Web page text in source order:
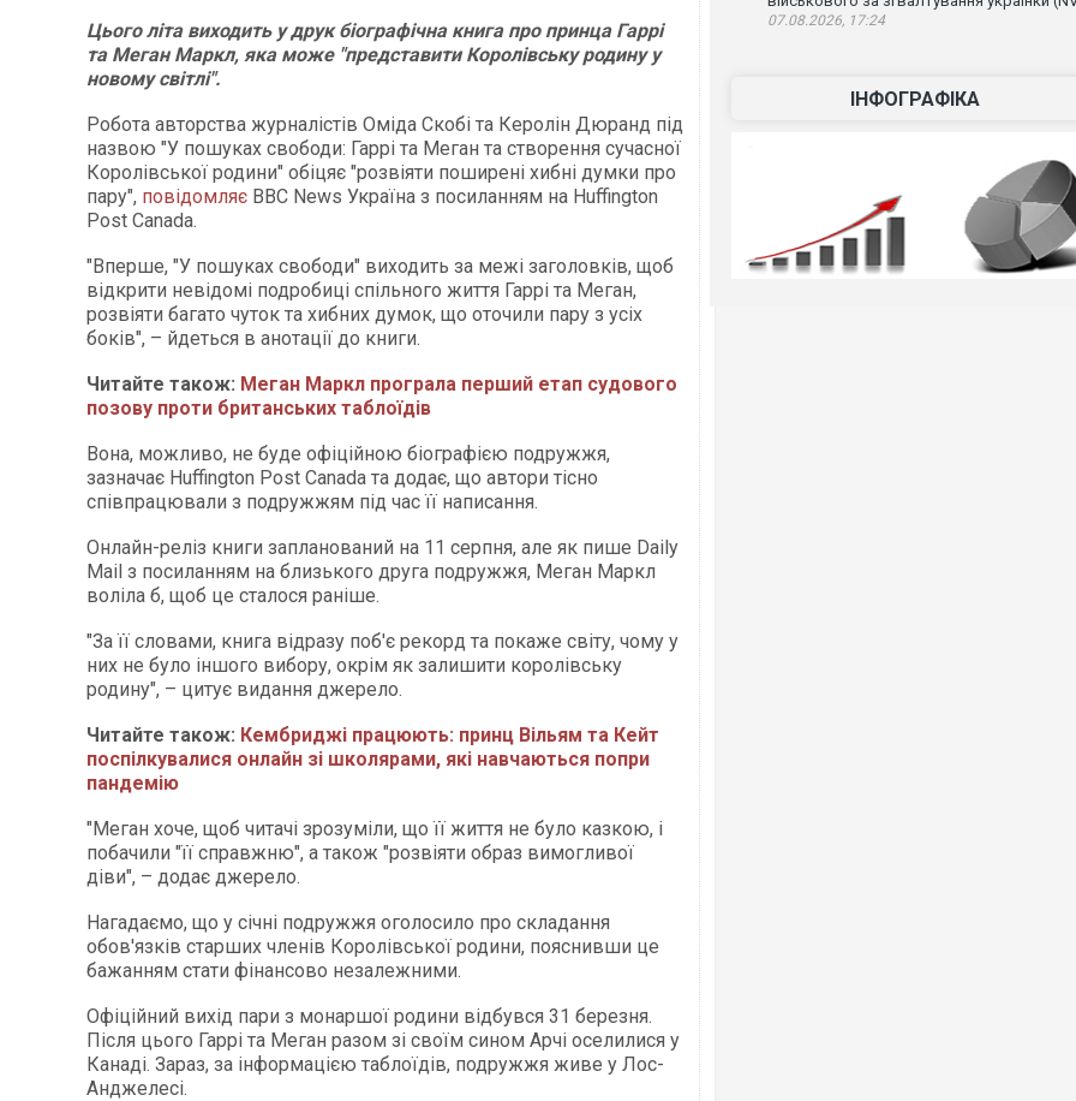
Цього літа виходить у друк біографічна книга про принца Гаррі
та Меган Маркл, яка може "представити Королівську родину у
новому світлі".
Робота авторства журналістів Оміда Скобі та Керолін Дюранд під
назвою "У пошуках свободи: Гаррі та Меган та створення сучасної
Королівської родини" обіцяє "розвіяти поширені хибні думки про
пару", повідомляє ВВС News Україна з посиланням на Huffington
Post Canada.
"Вперше, "У пошуках свободи" виходить за межі заголовків, щоб
відкрити невідомі подробиці спільного життя Гаррі та Меган,
розвіяти багато чуток та хибних думок, що оточили пару з усіх
боків", – йдеться в анотації до книги.
Читайте також: Меган Маркл програла перший етап судового
позову проти британських таблоїдів
Вона, можливо, не буде офіційною біографією подружжя,
зазначає Huffington Post Canada та додає, що автори тісно
співпрацювали з подружжям під час її написання.
Онлайн-реліз книги запланований на 11 серпня, але як пише Daily
Mail з посиланням на близького друга подружжя, Меган Маркл
воліла б, щоб це сталося раніше.
"За її словами, книга відразу поб'є рекорд та покаже світу, чому у
них не було іншого вибору, окрім як залишити королівську
родину", – цитує видання джерело.
Читайте також: Кембриджі працюють: принц Вільям та Кейт
поспілкувалися онлайн зі школярами, які навчаються попри
пандемію
"Меган хоче, щоб читачі зрозуміли, що її життя не було казкою, і
побачили "її справжню", а також "розвіяти образ вимогливої
діви", – додає джерело.
Нагадаємо, що у січні подружжя оголосило про складання
обов'язків старших членів Королівської родини, пояснивши це
бажанням стати фінансово незалежними.
Офіційний вихід пари з монаршої родини відбувся 31 березня.
Після цього Гаррі та Меган разом зі своїм сином Арчі оселилися у
Канаді. Зараз, за інформацією таблоїдів, подружжя живе у Лос-
Анджелесі.
07.08.2026, 17:24
ІНФОГРАФІКА